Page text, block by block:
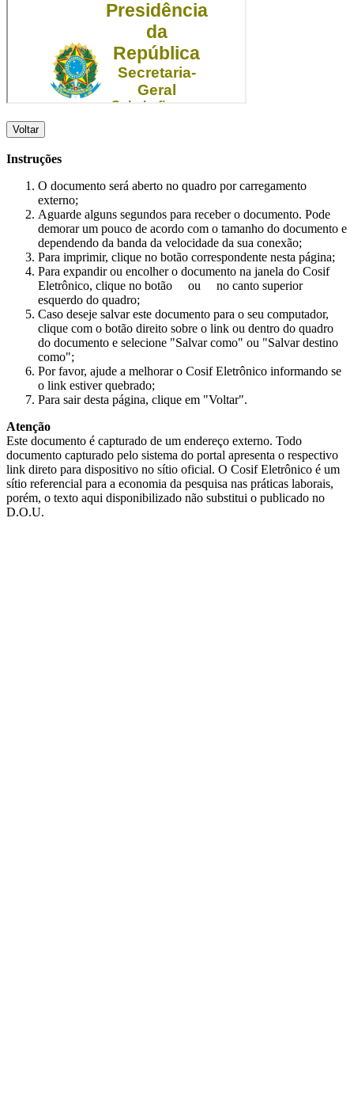
Voltar
Instruções
O documento será aberto no quadro por carregamento
externo;
Aguarde alguns segundos para receber o documento. Pode
demorar um pouco de acordo com o tamanho do documento e
dependendo da banda da velocidade da sua conexão;
Para imprimir, clique no botão correspondente nesta página;
Para expandir ou encolher o documento na janela do Cosif
Eletrônico, clique no botão
ou
no canto superior
esquerdo do quadro;
Caso deseje salvar este documento para o seu computador,
clique com o botão direito sobre o link ou dentro do quadro
do documento e selecione "Salvar como" ou "Salvar destino
como";
Por favor, ajude a melhorar o Cosif Eletrônico informando se
o link estiver quebrado;
Para sair desta página, clique em "Voltar".
Atenção
Este documento é capturado de um endereço externo. Todo
documento capturado pelo sistema do portal apresenta o respectivo
link direto para dispositivo no sítio oficial. O Cosif Eletrônico é um
sítio referencial para a economia da pesquisa nas práticas laborais,
porém, o texto aqui disponibilizado não substitui o publicado no
D.O.U.